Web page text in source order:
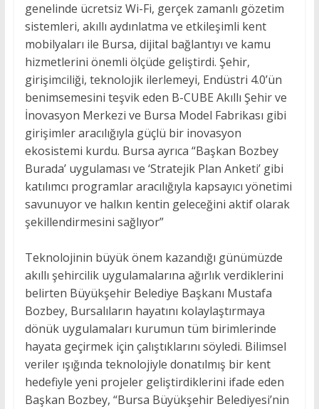
genelinde ücretsiz Wi-Fi, gerçek zamanlı gözetim
sistemleri, akıllı aydınlatma ve etkileşimli kent
mobilyaları ile Bursa, dijital bağlantıyı ve kamu
hizmetlerini önemli ölçüde geliştirdi. Şehir,
girişimciliği, teknolojik ilerlemeyi, Endüstri 4.0’ün
benimsemesini teşvik eden B-CUBE Akıllı Şehir ve
İnovasyon Merkezi ve Bursa Model Fabrikası gibi
girişimler aracılığıyla güçlü bir inovasyon
ekosistemi kurdu. Bursa ayrıca “Başkan Bozbey
Burada’ uygulaması ve ‘Stratejik Plan Anketi’ gibi
katılımcı programlar aracılığıyla kapsayıcı yönetimi
savunuyor ve halkın kentin geleceğini aktif olarak
şekillendirmesini sağlıyor”
Teknolojinin büyük önem kazandığı günümüzde
akıllı şehircilik uygulamalarına ağırlık verdiklerini
belirten Büyükşehir Belediye Başkanı Mustafa
Bozbey, Bursalıların hayatını kolaylaştırmaya
dönük uygulamaları kurumun tüm birimlerinde
hayata geçirmek için çalıştıklarını söyledi. Bilimsel
veriler ışığında teknolojiyle donatılmış bir kent
hedefiyle yeni projeler geliştirdiklerini ifade eden
Başkan Bozbey, “Bursa Büyükşehir Belediyesi’nin